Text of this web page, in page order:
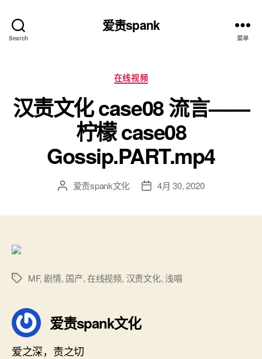
Search
爱责spank
菜单
分
类
在线视频
汉责文化 case08 流言——
柠檬 case08
Gossip.PART.mp4
文 爱责spank文化
发 4月 30, 2020
标
MF, 剧情, 国产,在线视频, 汉责文化,浅唱
爱责spank文化
爱之深，责之切